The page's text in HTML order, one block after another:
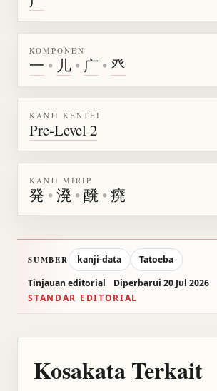
KOMPONEN
一 • 儿 • 广 •癶
KANJI KENTEI
Pre-Level 2
KANJI MIRIP
発 •溌 •醗 •㾱
SUMBER kanji-data
Tatoeba
Tinjauan editorial
Diperbarui 20 Jul 2026
STANDAR EDITORIAL
Kosakata Terkait